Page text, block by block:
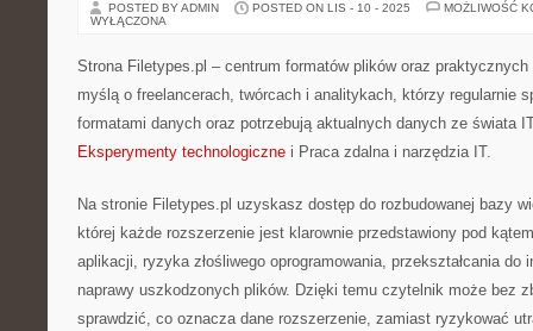
POSTED BY ADMIN POSTED ON LIS - 10 - 2025
MOŻLIWOŚĆ
WYŁĄCZONA
Strona Filetypes.pl – centrum formatów plików oraz
myślą o freelancerach, twórcach i analitykach, którzy regularnie
formatami danych oraz potrzebują aktualnych danych ze świata
Eksperymenty technologiczne i Praca zdalna i narzędzia IT.
Na stronie Filetypes.pl uzyskasz dostęp do rozbudowanej bazy
której każde rozszerzenie jest klarownie przedstawiony pod
aplikacji, ryzyka złośliwego oprogramowania, przekształcania do
naprawy uszkodzonych plików. Dzięki temu czytelnik może bez
sprawdzić, co oznacza dane rozszerzenie, zamiast ryzykować